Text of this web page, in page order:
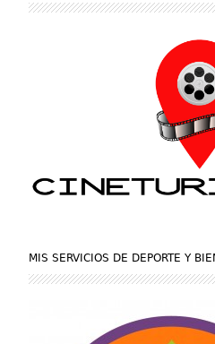
MIS SERVICIOS DE DEPORTE Y